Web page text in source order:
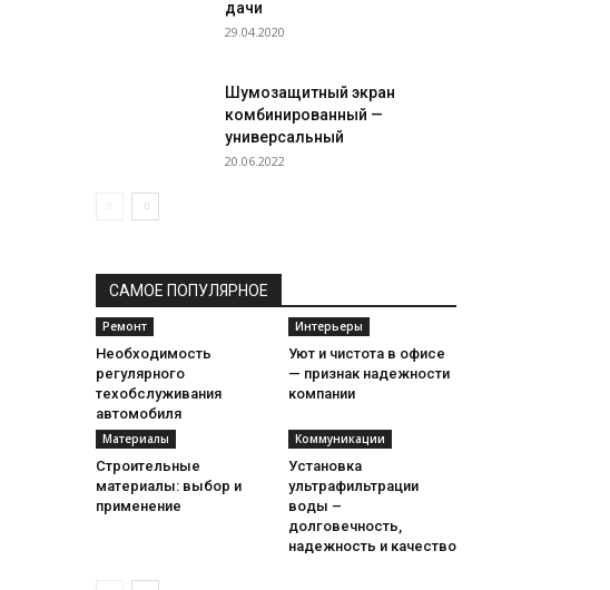
дачи
29.04.2020
Шумозащитный экран
комбинированный —
универсальный
20.06.2022
САМОЕ ПОПУЛЯРНОЕ
Ремонт
Необходимость
регулярного
техобслуживания
автомобиля
Интерьеры
Уют и чистота в офисе
— признак надежности
компании
Материалы
Строительные
материалы: выбор и
применение
Коммуникации
Установка
ультрафильтрации
воды –
долговечность,
надежность и качество